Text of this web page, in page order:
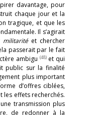
davantage, pour
chaque jour et la
tragique, et que les
Il s’agirait
militaritéet chercher
passerait par le fait
ambigu (48)et qui
public sur la finalité
plus important
d’offres ciblées,
les effets recherchés.
transmission plus
de redonner à la